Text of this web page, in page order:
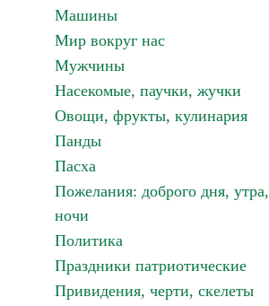
Машины
Мир вокруг нас
Мужчины
Насекомые, паучки, жучки
Овощи, фрукты, кулинария
Панды
Пасха
Пожелания: доброго дня, утра,
ночи
Политика
Праздники патриотические
Привидения, черти, скелеты